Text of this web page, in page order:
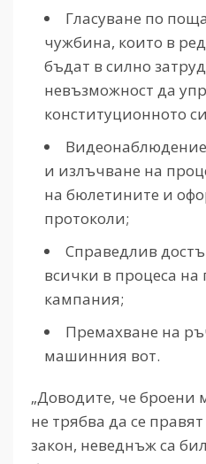
Гласуване по
чужбина, които в
бъдат в силно
невъзможност да
конституционното
и излъчване на
на бюлетините и
протоколи;
Справедлив
всички в процеса на
кампания;
Премахване на
машинния вот.
„Доводите, че броени
не трябва да се
закон, неведнъж са